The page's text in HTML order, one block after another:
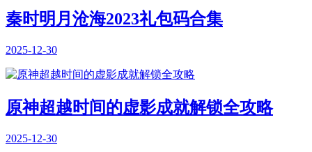
秦时明月沧海2023礼包码合集
2025-12-30
原神超越时间的虚影成就解锁全攻略
2025-12-30